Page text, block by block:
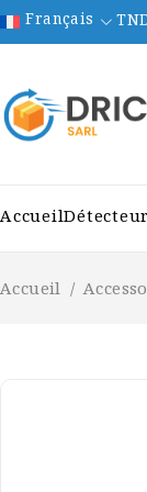
Français
Accueil
Accueil /